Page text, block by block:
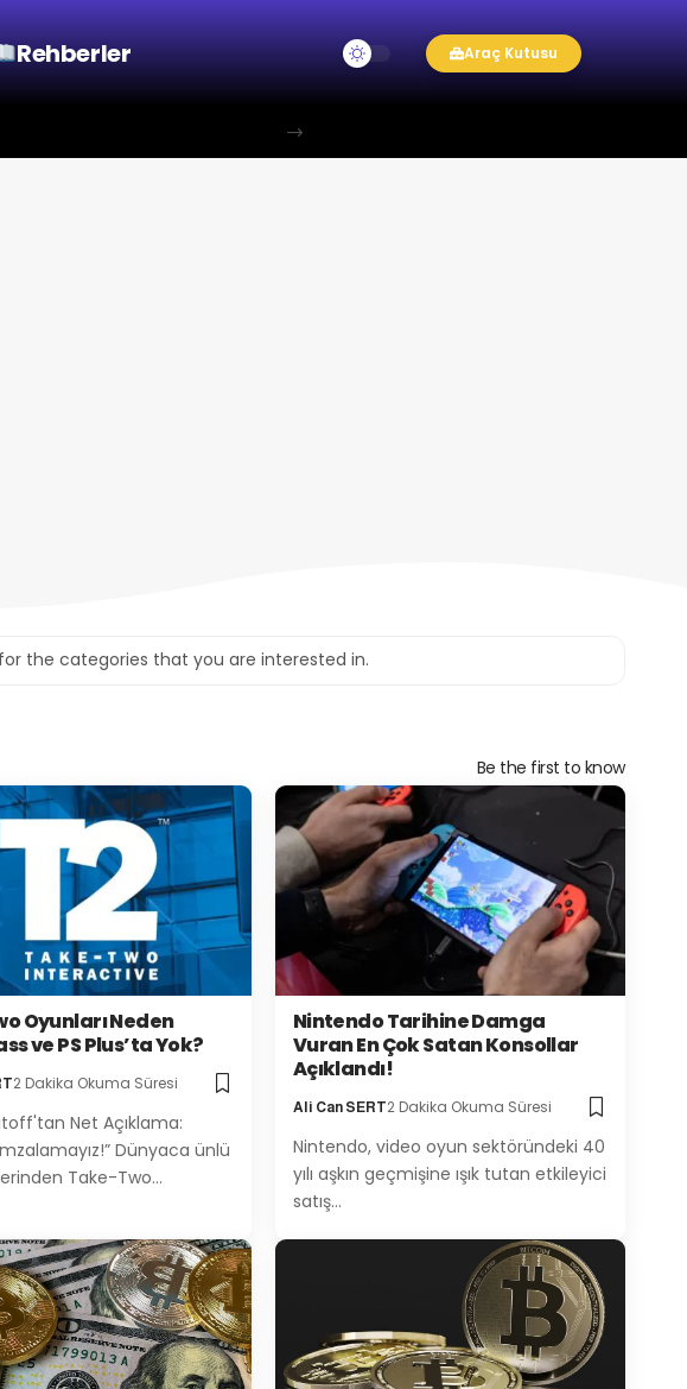
Rehberler Araç Kutusu
Be the first to know
Oyunları Neden
ve PS Plus’ta Yok?
2 Dakika Okuma Süresi
Net Açıklama:
Dünyaca ünlü
Take-Two…
Nintendo Tarihine Damga
Vuran En Çok Satan Konsollar
Açıklandı!
Ali Can SERT2 Dakika Okuma Süresi
Nintendo, video oyun sektöründeki 40
yılı aşkın geçmişine ışık tutan etkileyici
satış…